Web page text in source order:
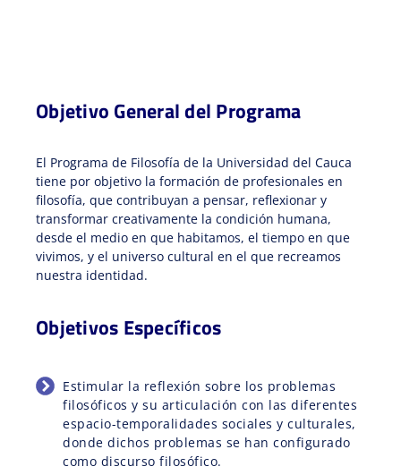
Objetivo General del Programa
El Programa de Filosofía de la Universidad del Cauca
tiene por objetivo la formación de profesionales en
filosofía, que contribuyan a pensar, reflexionar y
transformar creativamente la condición humana,
desde el medio en que habitamos, el tiempo en que
vivimos, y el universo cultural en el que recreamos
nuestra identidad.
Objetivos Específicos
Estimular la reflexión sobre los problemas
filosóficos y su articulación con las diferentes
espacio-temporalidades sociales y culturales,
donde dichos problemas se han configurado
como discurso filosófico.